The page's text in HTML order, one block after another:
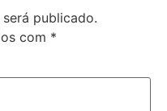
publicado.
com *